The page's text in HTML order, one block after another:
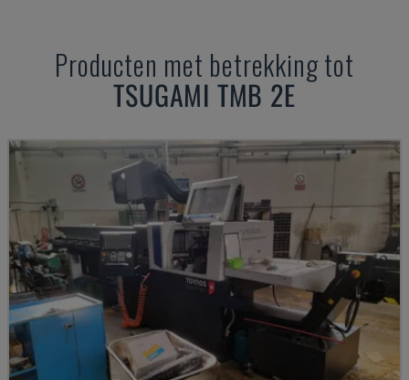
Producten met betrekking tot
TSUGAMI TMB 2E